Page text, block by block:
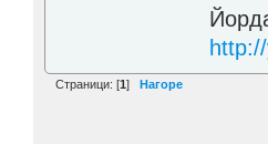
Страници: [1] Нагоре